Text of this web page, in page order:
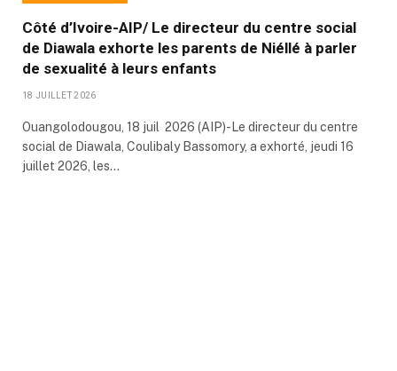
Côté d’Ivoire-AIP/ Le directeur du centre social
de Diawala exhorte les parents de Niéllé à parler
de sexualité à leurs enfants
18 JUILLET 2026
Ouangolodougou, 18 juil 2026 (AIP)-Le directeur du centre
social de Diawala, Coulibaly Bassomory, a exhorté, jeudi 16
juillet 2026, les…